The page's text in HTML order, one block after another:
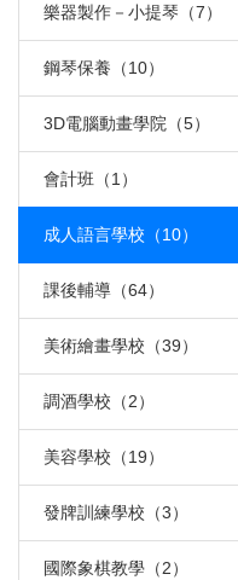
樂器製作－小提琴（7）
鋼琴保養（10）
3D電腦動畫學院（5）
會計班（1）
成人語言學校（10）
課後輔導（64）
美術繪畫學校（39）
調酒學校（2）
美容學校（19）
發牌訓練學校（3）
國際象棋教學（2）